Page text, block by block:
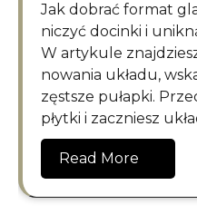
Jak dobrać format glazury i terakoty, by ogra
niczyć docinki i
W artykule
nowania układu,
zęstsze pułapki.
płytki i zaczniesz
Read More